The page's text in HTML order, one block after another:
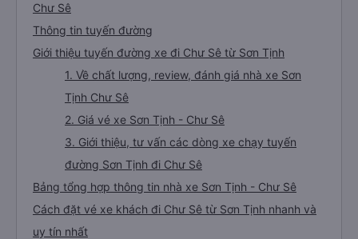
Chư Sê
Thông tin tuyến đường
Giới thiệu tuyến đường xe đi Chư Sê từ Sơn Tịnh
1. Về chất lượng, review, đánh giá nhà xe Sơn
Tịnh Chư Sê
2. Giá vé xe Sơn Tịnh - Chư Sê
3. Giới thiệu, tư vấn các dòng xe chạy tuyến
đường Sơn Tịnh đi Chư Sê
Bảng tổng hợp thông tin nhà xe Sơn Tịnh - Chư Sê
Cách đặt vé xe khách đi Chư Sê từ Sơn Tịnh nhanh và
uy tín nhất